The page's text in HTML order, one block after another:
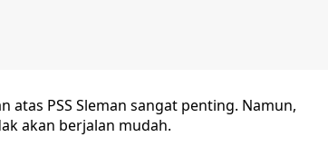
atas PSS Sleman sangat penting. Namun,
akan berjalan mudah.